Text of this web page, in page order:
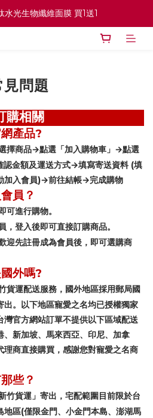
光生物纖維面膜 買1送1
光生物纖維面膜 買1送1
募中 ♡ 八月消費紅利加倍送
光生物纖維面膜 買1送1
見問題
購相關
產品?
擇商品→點選「加入購物車」 →點選
認金額及運送方式→填寫寄送資料(填
加入會員)→前往結帳→完成購物
員？
可進行購物。
，登入後即可直接訂購商品。
迎先註冊成為會員後，即可選購商
外嗎?
貨運配送服務，國外地區採用郵局國
出。以下地區寵愛之名均已授權獨家
灣官方網站訂單不提供以下區域配送
、新加坡、馬來西亞、印尼、加拿
理商直接購買，感謝您對寵愛之名商
些？
竹貨運」寄出，宅配範圍目前限於台
地區(僅限金門、小金門本島、澎湖馬